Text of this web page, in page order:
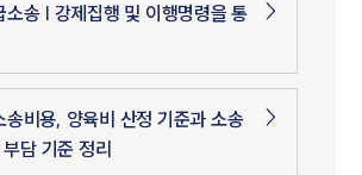
소송 | 강제집행 및 이행명령을 통
송비용, 양육비 산정 기준과 소송
담 기준 정리